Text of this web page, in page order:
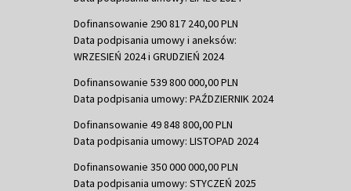
Dofinansowanie 290 817 240,00 PLN
Data podpisania umowy i aneksów:
WRZESIEŃ 2024 i GRUDZIEŃ 2024
Dofinansowanie 539 800 000,00 PLN
Data podpisania umowy: PAŹDZIERNIK 2024
Dofinansowanie 49 848 800,00 PLN
Data podpisania umowy: LISTOPAD 2024
Dofinansowanie 350 000 000,00 PLN
Data podpisania umowy: STYCZEŃ 2025